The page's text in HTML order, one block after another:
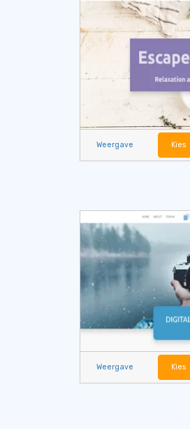
Weergave Kies
Weergave Kies